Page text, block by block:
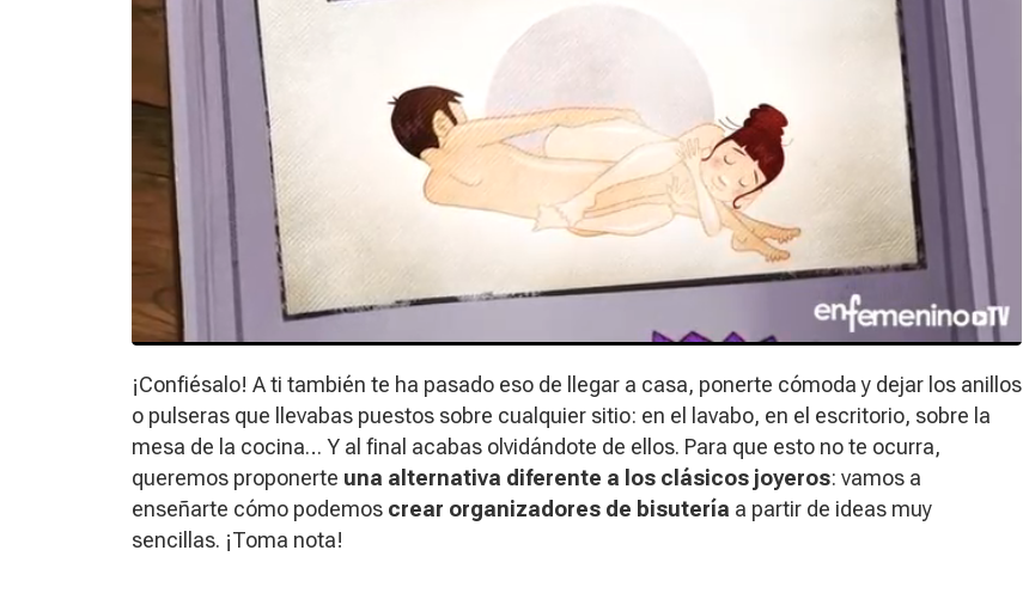
¡Confiésalo! A ti también te ha pasado eso de llegar a casa, ponerte cómoda y dejar los anillos
o pulseras que llevabas puestos sobre cualquier sitio: en el lavabo, en el escritorio, sobre la
mesa de la cocina… Y al final acabas olvidándote de ellos. Para que esto no te ocurra,
queremos proponerte una alternativa diferente a los clásicos joyeros: vamos a
enseñarte cómo podemos crear organizadores de bisutería a partir de ideas muy
sencillas. ¡Toma nota!